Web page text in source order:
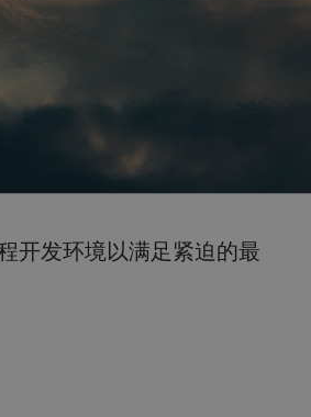
开发环境以满足紧迫的最